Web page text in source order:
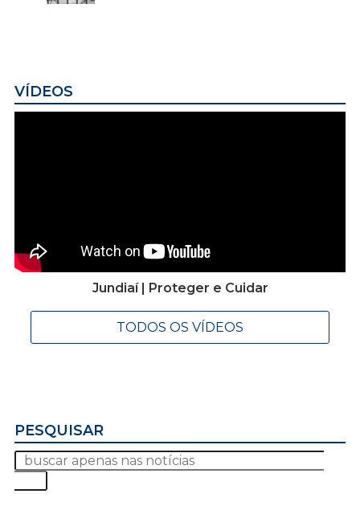
VÍDEOS
Jundiaí | Proteger e Cuidar
TODOS OS VÍDEOS
PESQUISAR